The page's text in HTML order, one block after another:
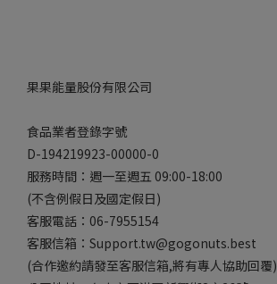
果果能量股份有限公司
食品業者登錄字號
D-194219923-00000-0
服務時間：週一至週五 09:00-18:00
(不含例假日及國定假日)
客服電話：06-7955154
客服信箱：Support.tw@gogonuts.best
(合作邀約請發至客服信箱,將有專人協助回覆)